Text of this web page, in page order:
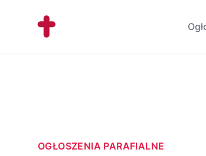
Workflow
OGŁOSZENIA PARAFIALNE